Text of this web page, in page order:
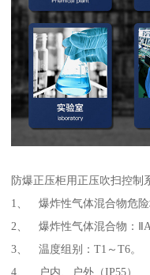
防爆正压柜用正压吹扫控制
1、 爆炸性气体混合物危险
2、 爆炸性气体混合物：ⅡA
3、 温度组别：T1～T6。
4、 户内、户外（IP55）